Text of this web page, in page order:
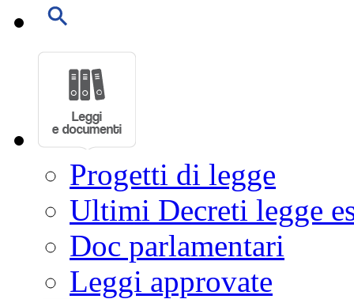
Progetti di legge
Ultimi Decreti legge
Doc parlamentari
Leggi approvate